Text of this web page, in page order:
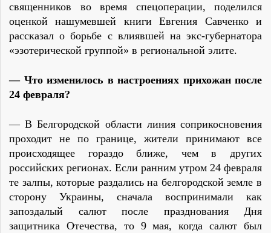
священников во время спецоперации, поделился
оценкой нашумевшей книги Евгения Савченко и
рассказал о борьбе с влиявшей на экс-губернатора
«эзотерической группой» в региональной элите.
— Что изменилось в настроениях прихожан после
24 февраля?
— В Белгородской области линия соприкосновения
проходит не по границе, жители принимают все
происходящее гораздо ближе, чем в других
российских регионах. Если ранним утром 24 февраля
те залпы, которые раздались на белгородской земле в
сторону Украины, сначала воспринимали как
запоздалый салют после празднования Дня
защитника Отечества, то 9 мая, когда салют был